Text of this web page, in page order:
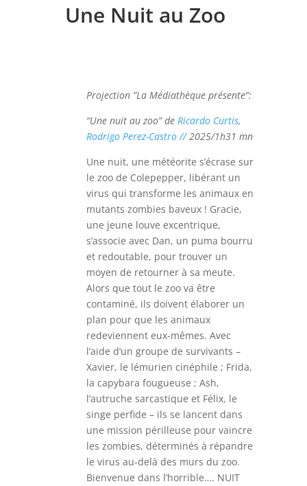
Une Nuit au Zoo
Projection ”La Médiathèque présente”:
“Une nuit au zoo” de Ricardo Curtis,
Rodrigo Perez-Castro //2025/1h31 mn
Une nuit, une météorite s’écrase sur
le zoo de Colepepper, libérant un
virus qui transforme les animaux en
mutants zombies baveux ! Gracie,
une jeune louve excentrique,
s’associe avec Dan, un puma bourru
et redoutable, pour trouver un
moyen de retourner à sa meute.
Alors que tout le zoo va être
contaminé, ils doivent élaborer un
plan pour que les animaux
redeviennent eux-mêmes. Avec
l’aide d’un groupe de survivants –
Xavier, le lémurien cinéphile ; Frida,
la capybara fougueuse ; Ash,
l’autruche sarcastique et Félix, le
singe perfide – ils se lancent dans
une mission périlleuse pour vaincre
les zombies, déterminés à répandre
le virus au-delà des murs du zoo.
Bienvenue dans l’horrible…. NUIT